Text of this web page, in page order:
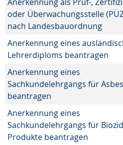
oder Überwachungsstelle
nach Landesbauordnung
Anerkennung eines
Lehrerdiploms beantragen
Anerkennung eines
Sachkundelehrgangs für
beantragen
Anerkennung eines
Sachkundelehrgangs für
Produkte beantragen